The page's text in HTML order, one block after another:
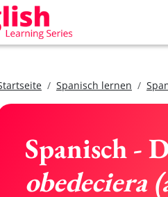
Spanisch lernen
Spanisch -
obedeciera